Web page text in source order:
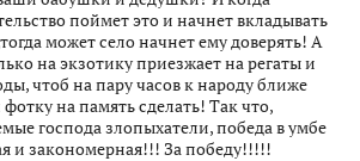
поймет это и начнет вкладывать
может село начнет ему доверять! А
на экзотику приезжает на регаты и
чтоб на пару часов к народу ближе
на память сделать! Так что,
господа злопыхатели, победа в умбе
и закономерная!!! За победу!!!!!